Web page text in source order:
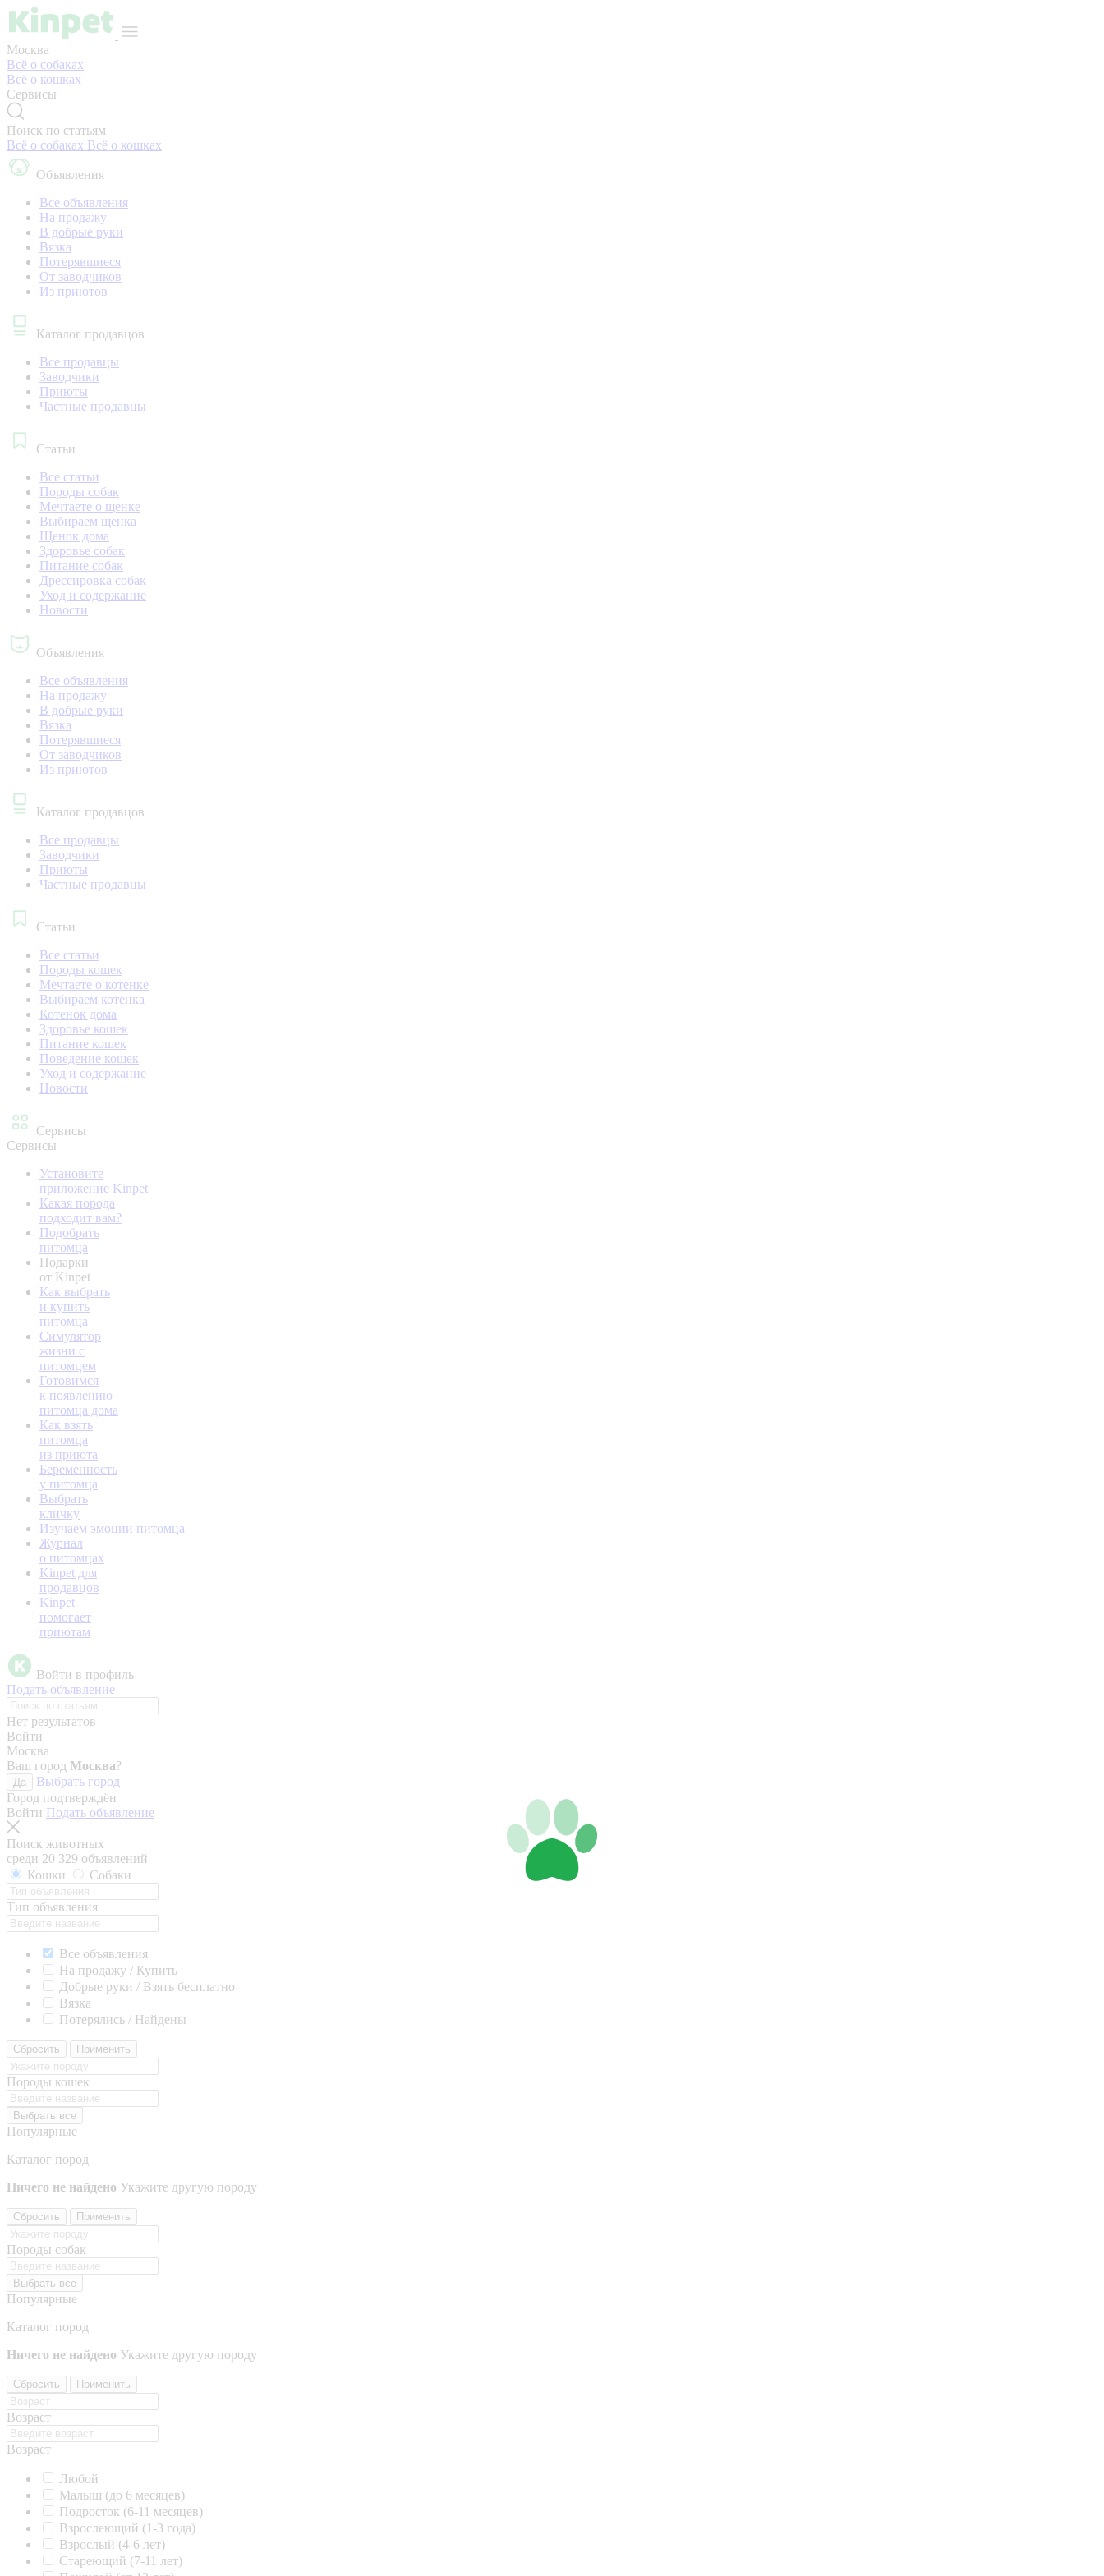
Москва
Всё о собаках
Всё о кошках
Сервисы
Поиск по статьям
Всё о собаках Всё о кошках
Объявления
Все объявления
На продажу
В добрые руки
Вязка
Потерявшиеся
От заводчиков
Из приютов
Каталог продавцов
Все продавцы
Заводчики
Приюты
Частные продавцы
Статьи
Все статьи
Породы собак
Мечтаете о щенке
Выбираем щенка
Щенок дома
Здоровье собак
Питание собак
Дрессировка собак
Уход и содержание
Новости
Объявления
Все объявления
На продажу
В добрые руки
Вязка
Потерявшиеся
От заводчиков
Из приютов
Каталог продавцов
Все продавцы
Заводчики
Приюты
Частные продавцы
Статьи
Все статьи
Породы кошек
Мечтаете о котенке
Выбираем котенка
Котенок дома
Здоровье кошек
Питание кошек
Поведение кошек
Уход и содержание
Новости
Сервисы
Сервисы
Установите
приложение Kinpet
Какая порода
подходит вам?
Подобрать
питомца
Подарки
от Kinpet
Как выбрать
и купить
питомца
Симулятор
жизни с
питомцем
Готовимся
к появлению
питомца дома
Как взять
питомца
из приюта
Беременность
у питомца
Выбрать
кличку
Изучаем эмоции питомца
Журнал
о питомцах
Kinpet для
продавцов
Kinpet
помогает
приютам
Войти в профиль
Подать объявление
Нет результатов
Войти
Москва
Ваш город Москва?
Да
Выбрать город
Город подтверждён
Войти Подать объявление
Поиск животных
среди 20 329 объявлений
Кошки
Собаки
Тип объявления
Все объявления
На продажу / Купить
Добрые руки / Взять бесплатно
Вязка
Потерялись / Найдены
Сбросить Применить
Породы кошек
Выбрать все
Популярные
Каталог пород
Ничего не найдено Укажите другую породу
Сбросить Применить
Породы собак
Выбрать все
Популярные
Каталог пород
Ничего не найдено Укажите другую породу
Сбросить Применить
Возраст
Возраст
Любой
Малыш (до 6 месяцев)
Подросток (6-11 месяцев)
Взрослеющий (1-3 года)
Взрослый (4-6 лет)
Стареющий (7-11 лет)